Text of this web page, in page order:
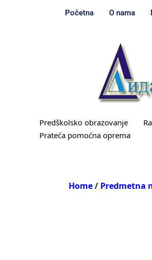
Početna O nama
Predškolsko obrazovanje
Prateća pomoćna oprema
Home/ Predmetna